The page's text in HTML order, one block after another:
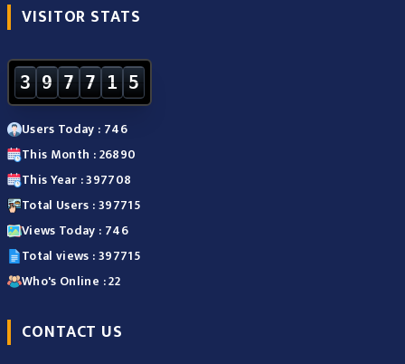
VISITOR STATS
3 9 7 7 1 5
Users Today : 746
This Month : 26890
This Year : 397708
Total Users : 397715
Views Today : 746
Total views : 397715
Who's Online : 22
CONTACT US